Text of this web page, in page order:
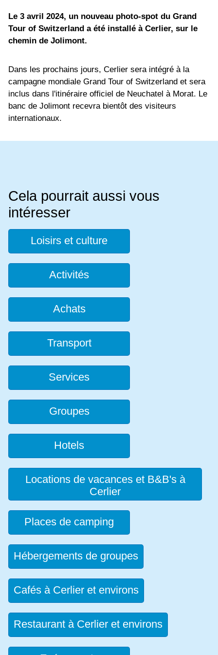
Le 3 avril 2024, un nouveau photo-spot du Grand
Tour of Switzerland a été installé à Cerlier, sur le
chemin de Jolimont.
Dans les prochains jours, Cerlier sera intégré à la
campagne mondiale Grand Tour of Switzerland et sera
inclus dans l'itinéraire officiel de Neuchatel à Morat. Le
banc de Jolimont recevra bientôt des visiteurs
internationaux.
Cela pourrait aussi vous
intéresser
Loisirs et culture
Activités
Achats
Transport
Services
Groupes
Hotels
Locations de vacances et B&B's à
Cerlier
Places de camping
Hébergements de groupes
Cafés à Cerlier et environs
Restaurant à Cerlier et environs